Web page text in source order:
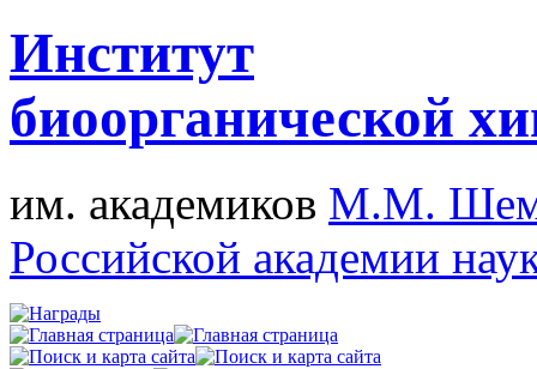
Институт
биоорганической
им. академиков М.М.
Российской академии